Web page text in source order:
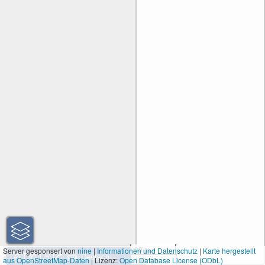
30 m
100 ft
Server gesponsert vonnine|Informationen und Datenschutz | Karte hergestellt
aus OpenStreetMap-Daten| Lizenz:Open Database License (ODbL)